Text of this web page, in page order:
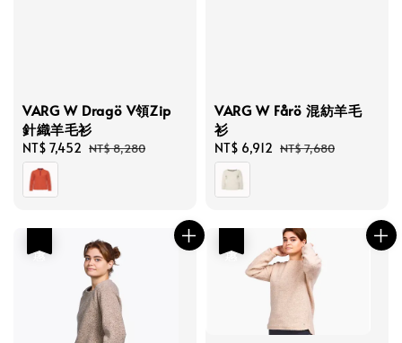
VARG W Dragö V領Zip
針織羊毛衫
Sale
price
NT$ 7,452 Regular
NT$ 8,280
VARG W Fårö 混紡羊毛
衫
Sale
price
NT$ 6,912 Regular
NT$ 7,680